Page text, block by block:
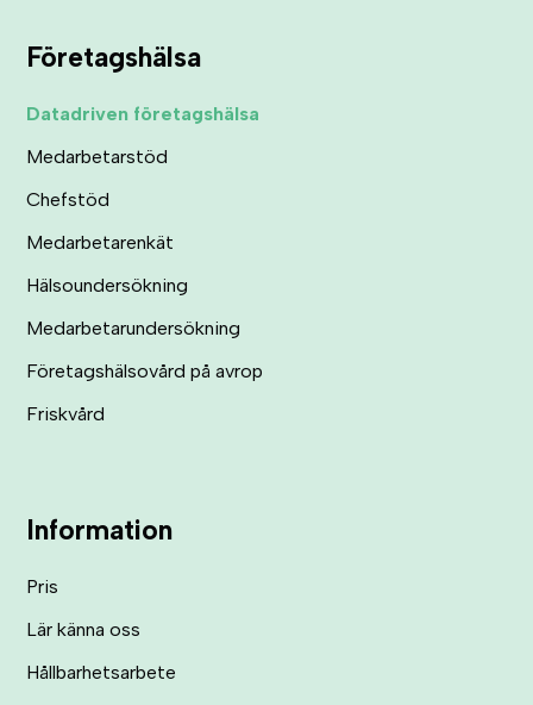
Företagshälsa
Datadriven företagshälsa
Medarbetarstöd
Chefstöd
Medarbetarenkät
Hälsoundersökning
Medarbetarundersökning
Företagshälsovård på avrop
Friskvård
Information
Pris
Lär känna oss
Hållbarhetsarbete